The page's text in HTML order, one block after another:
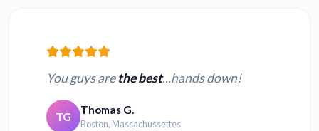
You guys arethe best...hands down!
TG Thomas G.
Boston, Massachussettes